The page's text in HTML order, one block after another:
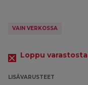
VAIN VERKOSSA
Loppu varastosta
LISÄVARUSTEET